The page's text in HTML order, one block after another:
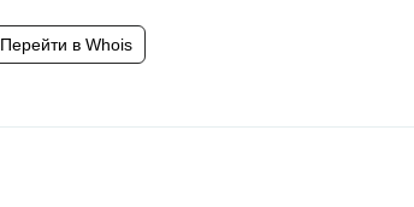
Перейти в Whois